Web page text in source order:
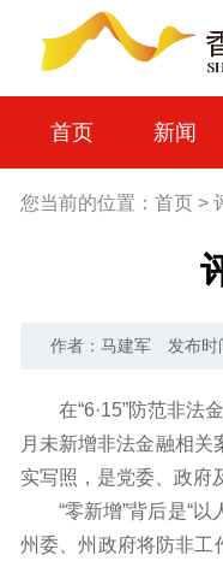
首页 新闻
您当前的位置： 首页 >
作者：马建军 发布
在“6·15”防范非
月未新增非法金融相关
实写照，是党委、政府
“零新增”背后是“
州委、州政府将防非工